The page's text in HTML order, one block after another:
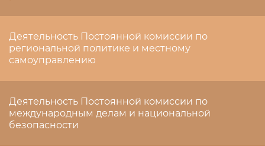
Деятельность Постоянной комиссии по
региональной политике и местному
самоуправлению
Деятельность Постоянной комиссии по
международным делам и национальной
безопасности